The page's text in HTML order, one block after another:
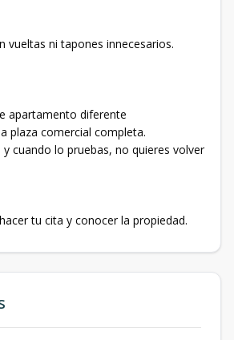
vueltas ni tapones innecesarios.
apartamento diferente
plaza comercial completa.
cuando lo pruebas, no quieres volver
tu cita y conocer la propiedad.